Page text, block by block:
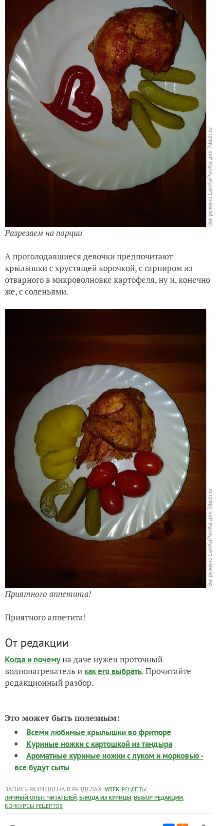
Разрезаем на порции
А проголодавшиеся девочки предпочитают
крылышки с хрустящей корочкой, с гарниром из
отварного в микроволновке картофеля, ну и, конечно
же, с соленьями.
Приятного аппетита!
Приятного аппетита!
От редакции
Когда и почемуна даче нужен проточный
воднонагреватель и как его выбрать. Прочитайте
редакционный разбор.
Это может быть полезным:
Всеми любимые крылышки во фритюре
Куриные ножки с картошкой из тандыра
Ароматные куриные ножки с луком и морковью -
все будут сыты
ЗАПИСЬ РАЗМЕЩЕНА В РАЗДЕЛАХ: VITEK, РЕЦЕПТЫ,
ЛИЧНЫЙ ОПЫТ ЧИТАТЕЛЕЙ, БЛЮДА ИЗ КУРИЦЫ, ВЫБОР РЕДАКЦИИ,
КОНКУРСЫ РЕЦЕПТОВ